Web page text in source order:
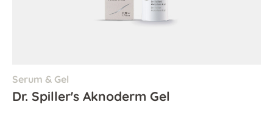
Serum & Gel
Dr. Spiller's Aknoderm Gel